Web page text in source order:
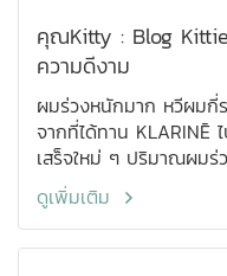
คุณKitty : Blog
ความดีงาม
ผมร่วงหนักมาก หวีผม
จากที่ได้ทาน KLARINĒ
เสร็จใหม่ ๆ ปริมาณผมร่
ดูเพิ่มเติม